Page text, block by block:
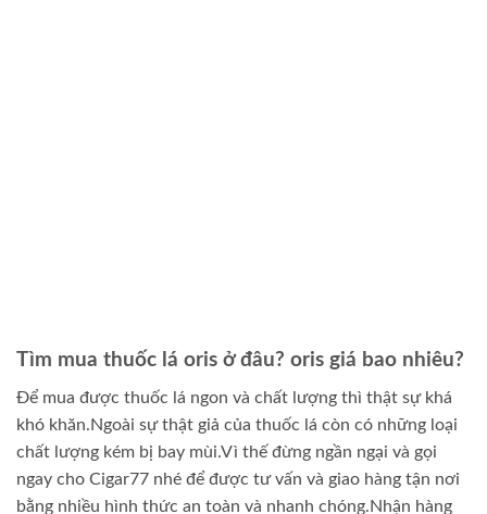
Tìm mua thuốc lá oris ở đâu? oris giá bao nhiêu?
Để mua được thuốc lá ngon và chất lượng thì thật sự khá
khó khăn.Ngoài sự thật giả của thuốc lá còn có những loại
chất lượng kém bị bay mùi.Vì thế đừng ngần ngại và gọi
ngay cho Cigar77 nhé để được tư vấn và giao hàng tận nơi
bằng nhiều hình thức an toàn và nhanh chóng.Nhận hàng